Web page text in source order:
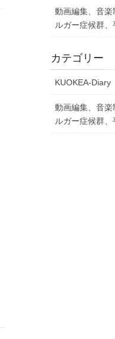
動画編集、音
ルガー症候群
カテゴリー
KUOKEA-Diary
動画編集、音
ルガー症候群